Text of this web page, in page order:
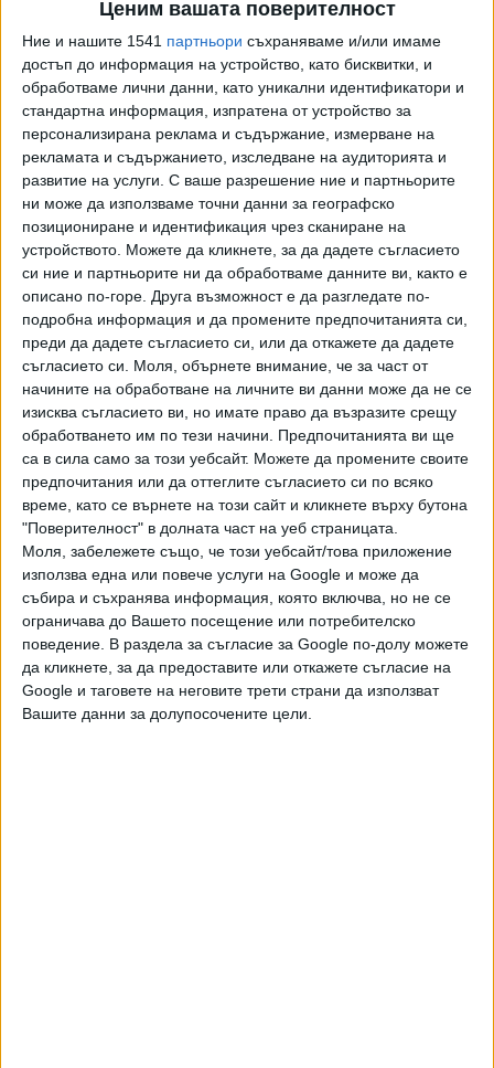
Ценим вашата поверителност
Ние и нашите 1541 партньори съхраняваме и/или имаме
достъп до информация на устройство, като бисквитки, и
обработваме лични данни, като уникални идентификатори и
стандартна информация, изпратена от устройство за
персонализирана реклама и съдържание, измерване на
рекламата и съдържанието, изследване на аудиторията и
развитие на услуги. С ваше разрешение ние и партньорите
ни може да използваме точни данни за географско
позициониране и идентификация чрез сканиране на
устройството. Можете да кликнете, за да дадете съгласието
си ние и партньорите ни да обработваме данните ви, както е
описано по-горе. Друга възможност е да разгледате по-
подробна информация и да промените предпочитанията си,
преди да дадете съгласието си, или да откажете да дадете
съгласието си.
Моля, обърнете внимание, че за част от
начините на обработване на личните ви данни може да не се
изисква съгласието ви, но имате право да възразите срещу
обработването им по тези начини. Предпочитанията ви ще
са в сила само за този уебсайт. Можете да промените своите
предпочитания или да оттеглите съгласието си по всяко
време, като се върнете на този сайт и кликнете върху бутона
"Поверителност" в долната част на уеб страницата.
Моля, забележете също, че този уебсайт/това приложение
използва една или повече услуги на Google и може да
събира и съхранява информация, която включва, но не се
ограничава до Вашето посещение или потребителско
поведение. В раздела за съгласие за Google по-долу можете
да кликнете, за да предоставите или откажете съгласие на
Google и таговете на неговите трети страни да използват
Вашите данни за долупосочените цели.
ПОСЛЕ Разгледай всички
Хавайската Богородица заплака с фентанилови сълзи
Видео Разгледай всички